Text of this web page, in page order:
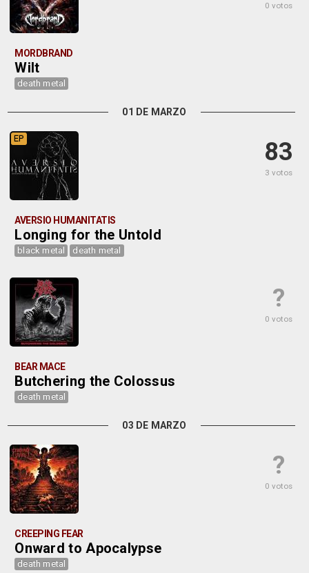
0 votos
MORDBRAND
Wilt
death metal
01 DE MARZO
83
3 votos
EP
AVERSIO HUMANITATIS
Longing for the Untold
black metal death metal
?
0 votos
BEAR MACE
Butchering the Colossus
death metal
03 DE MARZO
?
0 votos
CREEPING FEAR
Onward to Apocalypse
death metal